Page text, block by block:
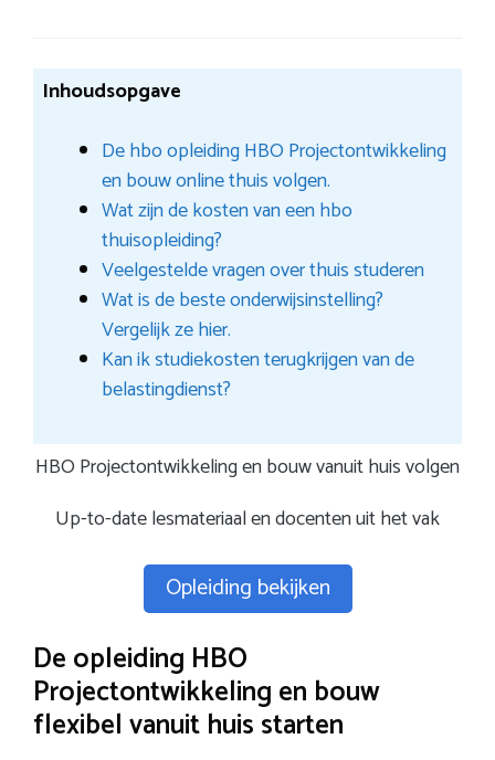
Inhoudsopgave
De hbo opleiding HBO Projectontwikkeling
en bouw online thuis volgen.
Wat zijn de kosten van een hbo
thuisopleiding?
Veelgestelde vragen over thuis studeren
Wat is de beste onderwijsinstelling?
Vergelijk ze hier.
Kan ik studiekosten terugkrijgen van de
belastingdienst?
HBO Projectontwikkeling en bouw vanuit huis volgen
Up-to-date lesmateriaal en docenten uit het vak
Opleiding bekijken
De opleiding HBO
Projectontwikkeling en bouw
flexibel vanuit huis starten